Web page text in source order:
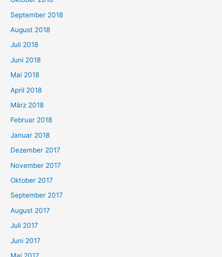
September 2018
August 2018
Juli 2018
Juni 2018
Mai 2018
April 2018
März 2018
Februar 2018
Januar 2018
Dezember 2017
November 2017
Oktober 2017
September 2017
August 2017
Juli 2017
Juni 2017